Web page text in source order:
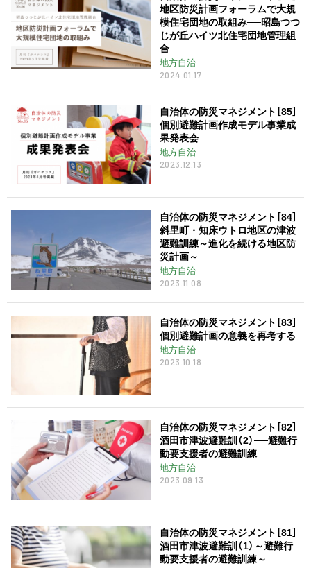
地区防災計画フォーラムで大規
模住宅団地の取組み──昭島つつ
じが丘ハイツ北住宅団地管理組
合
地方自治
2024.01.17
自治体の防災マネジメント［85］
個別避難計画作成モデル事業成
果発表会
地方自治
2023.12.13
自治体の防災マネジメント［84］
斜里町・知床ウトロ地区の津波
避難訓練～進化を続ける地区防
災計画～
地方自治
2023.11.08
自治体の防災マネジメント［83］
個別避難計画の意義を再考する
地方自治
2023.10.18
自治体の防災マネジメント［82］
酒田市津波避難訓（2）──避難行
動要支援者の避難訓練
地方自治
2023.09.13
自治体の防災マネジメント［81］
酒田市津波避難訓（1）～避難行
動要支援者の避難訓練～